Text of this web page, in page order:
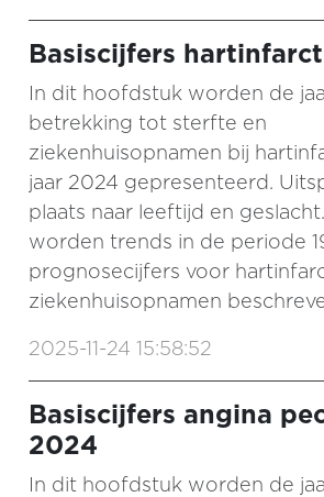
Basiscijfers
In dit hoofdstuk worden de
betrekking tot sterfte en
ziekenhuisopnamen bij
jaar 2024 gepresenteerd.
plaats naar leeftijd en
worden trends in de periode
prognosecijfers voor
ziekenhuisopnamen
2025-11-24 15:58:52
Basiscijfers angina
2024
In dit hoofdstuk worden de